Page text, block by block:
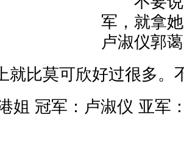
军，就拿
卢淑仪郭
比莫可欣好过很多。
冠军：卢淑仪 亚军